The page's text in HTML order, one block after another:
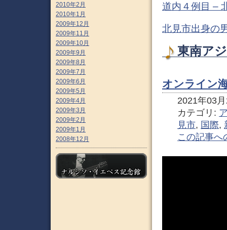
道内４例目 –
北見市出身の
東南ア
オンライン
2021年03
カテゴリ:
見市, 国際,
この記事へ
2010年2月
2010年1月
2009年12月
2009年11月
2009年10月
2009年9月
2009年8月
2009年7月
2009年6月
2009年5月
2009年4月
2009年3月
2009年2月
2009年1月
2008年12月